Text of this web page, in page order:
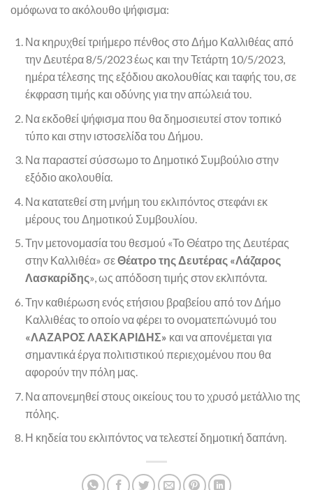
ομόφωνα το ακόλουθο ψήφισμα:
Να κηρυχθεί τριήμερο πένθος στο Δήμο Καλλιθέας από
την Δευτέρα 8/5/2023 έως και την Τετάρτη 10/5/2023,
ημέρα τέλεσης της εξόδιου ακολουθίας και ταφής του, σε
έκφραση τιμής και οδύνης για την απώλειά του.
Να εκδοθεί ψήφισμα που θα δημοσιευτεί στον τοπικό
τύπο και στην ιστοσελίδα του Δήμου.
Να παραστεί σύσσωμο το Δημοτικό Συμβούλιο στην
εξόδιο ακολουθία.
Να κατατεθεί στη μνήμη του εκλιπόντος στεφάνι εκ
μέρους του Δημοτικού Συμβουλίου.
Την μετονομασία του θεσμού «Το Θέατρο της Δευτέρας
στην Καλλιθέα» σεΘέατρο της Δευτέρας «Λάζαρος
Λασκαρίδης», ως απόδοση τιμής στον εκλιπόντα.
Την καθιέρωση ενός ετήσιου βραβείου από τον Δήμο
Καλλιθέας το οποίο να φέρει το ονοματεπώνυμό του
«ΛΑΖΑΡΟΣ ΛΑΣΚΑΡΙΔΗΣ» και να απονέμεται για
σημαντικά έργα πολιτιστικού περιεχομένου που θα
αφορούν την πόλη μας.
Να απονεμηθεί στους οικείους του το χρυσό μετάλλιο της
πόλης.
Η κηδεία του εκλιπόντος να τελεστεί δημοτική δαπάνη.